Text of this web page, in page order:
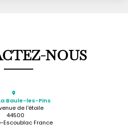
NOUS
Baule-les-Pins
de l'étoile
44500
Escoublac France